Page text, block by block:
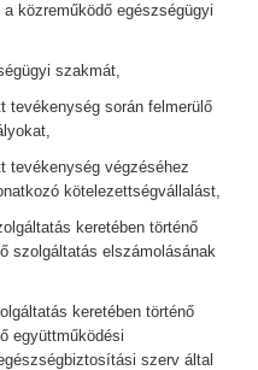
közreműködő egészségügyi
szakmát,
tevékenység során felmerülő
tevékenység végzéséhez
kötelezettségvállalást,
keretében történő
szolgáltatás elszámolásának
keretében történő
együttműködési
szerv által